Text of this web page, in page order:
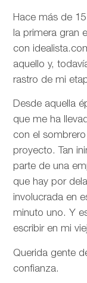
Hace más de
la primera gran
con
aquello y,
rastro de mi
Desde aquella
que me ha
con el
proyecto. Tan
parte de una
que hay por
involucrada en
minuto uno. Y
escribir en mi
Querida gente
confianza.